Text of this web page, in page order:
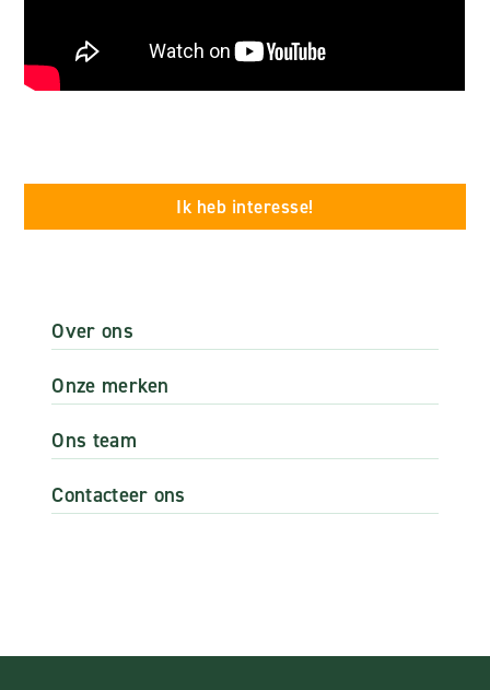
Over ons
Onze merken
Ons team
Contacteer ons
Ik heb interesse!